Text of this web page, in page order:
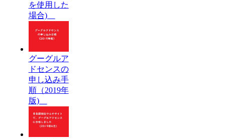
を使用した
場合)
グーグルア
ドセンスの
申し込み手
順（2019年
版)